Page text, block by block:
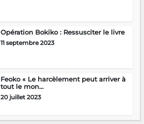
Opération Bokiko : Ressusciter le livre
11 septembre 2023
Feoko « Le harcèlement peut arriver à
tout le mon...
20 juillet 2023